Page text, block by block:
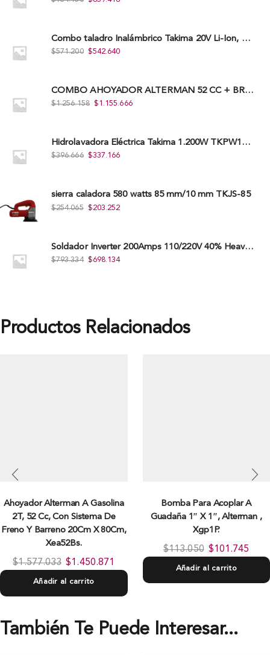
Combo taladro Inalámbrico Takima 20V Li-Ion, Tklcd-20. + Polichadora Takima 7″ 1.200W, Tksp-180-D.
$571.200 $542.640
COMBO AHOYADOR ALTERMAN 52 CC + BROCA DE 20 CM X 80 CM + BROCA DE 15 CM X 80 CM
$1.256.158 $1.155.666
Hidrolavadora Eléctrica Takima 1.200W TKPW1200-13
$396.666 $337.166
sierra caladora 580 watts 85 mm/10 mm TKJS-85
$254.065 $203.252
Soldador Inverter 200Amps 110/220V 40% Heavy Duty (Hd) Tkwi-200-C
$793.334 $698.134
Productos Relacionados
Ahoyador Alterman A Gasolina
2T, 52 Cc, Con Sistema De
Freno Y Barreno 20Cm X 80Cm,
Xea52Bs.
$1.577.033 $1.450.871
Añadir al carrito
Bomba Para Acoplar A
Guadaña 1″ X 1″, Alterman ,
Xgp1P.
$113.050 $101.745
Añadir al carrito
También Te Puede Interesar...